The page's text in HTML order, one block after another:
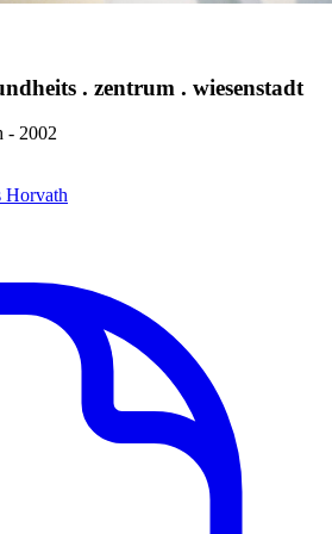
. zentrum . wiesenstadt
- 2002
Horvath